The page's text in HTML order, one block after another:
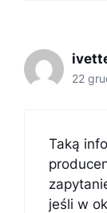
22
Taką
jeśli w